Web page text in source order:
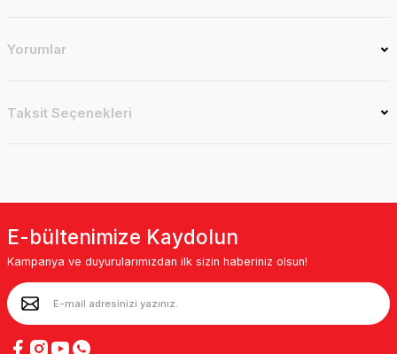
Yorumlar
Taksit Seçenekleri
E-bültenimize Kaydolun
Kampanya ve duyurularımızdan ilk sizin haberiniz olsun!